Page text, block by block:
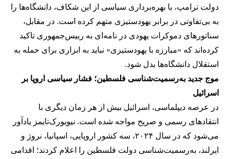
دولت ترامپ، با بهره‌برداری سیاسی از این شکاف، دانشگاه‌ها را
به بی‌تفاوتی در برابر یهودستیزی متهم کرده است. در مقابل،
سناتورهای دموکرات یهودی در نامه‌ای به ربیس‌جمهوری تاکید
کرده‌اند که «مبارزه با یهودستیزی» نباید به ابزاری برای حمله به
استقلال دانشگاه‌ها بدل شود.
موج جدید به‌رسمیت‌شناسی فلسطین؛ فشار سیاسی اروپا بر
اسرائیل
در عرصه دیپلماسی، اسرائیل بیش از هر زمان دیگری با
انتقادهای رسمی و صریح مواجه شده است. نیویورک‌تایمز یادآور
می‌شود که در سال ۲۰۲۴، سه کشور اروپایی، اسپانیا، نروژ و
ایرلند، به‌رسمیت‌شناسی دولت فلسطین را اعلام کردند؛ اقدامی